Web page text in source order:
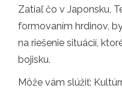
Zatiaľ čo v Japonsku,
formovaním hrdinov,
na riešenie situácií,
bojisku.
Môže vám slúžiť: